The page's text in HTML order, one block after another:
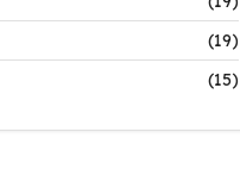
(19)
(15)